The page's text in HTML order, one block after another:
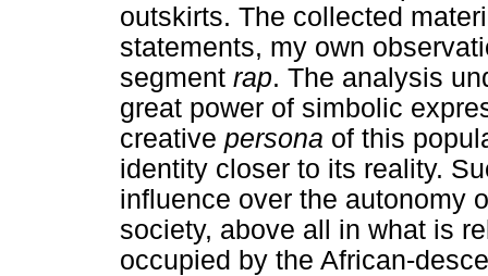
outskirts. The collected
statements, my own
segment rap. The analysis
great power of simbolic
creative persona of this
identity closer to its reality.
influence over the autonomy
society, above all in what is
occupied by the African-